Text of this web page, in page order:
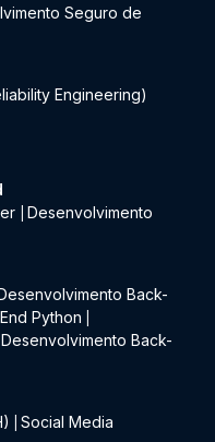
Seguro de
Engineering)
Desenvolvimento
Back-
Python
Desenvolvimento Back-
Social Media